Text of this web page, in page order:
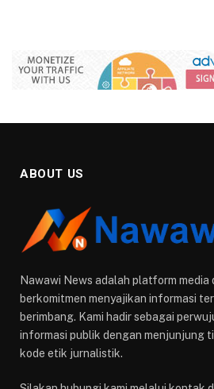
ABOUT US
Nawawi News adalah platform media
berkomitmen menyajikan informasi
berimbang. Kami hadir sebagai
informasi publik dengan menjunjung
kode etik jurnalistik.